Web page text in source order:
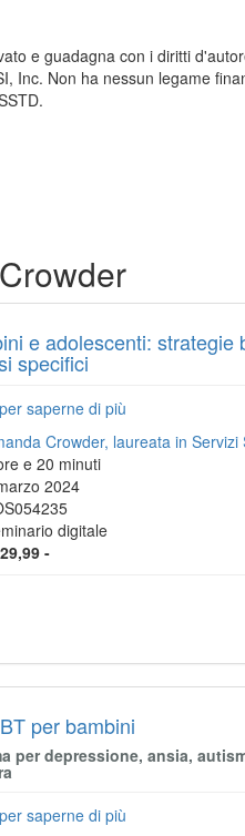
e guadagna con i diritti
Inc. Non ha nessun legame
e adolescenti:
specifici
saperne di più
Crowder, laureata in
e 20 minuti
2024
digitale
-
per bambini
per depressione, ansia,
saperne di più